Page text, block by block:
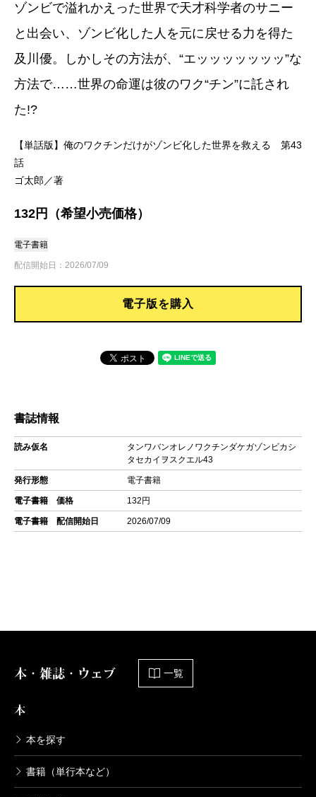
ゾンビで溢れかえった世界で天才科学者のサニー
と出会い、ゾンビ化した人を元に戻せる力を得た
及川優。しかしその方法が、“エッッッッッッッ”な
方法で……世界の命運は彼のワク“チン”に託され
た!?
【単話版】俺のワクチンだけがゾンビ化した世界を救える 第43
話
ゴ太郎／著
132円（希望小売価格）
電子書籍
配信開始日：2026/07/09
電子版を購入
書誌情報
読み仮名
タンワバンオレノワクチンダケガゾンビカシ
タセカイヲスクエル43
発行形態 電子書籍
電子書籍 価格 132円
電子書籍 配信開始日 2026/07/09
本・雑誌・ウェブ 一覧
本
本を探す
書籍（単行本など）